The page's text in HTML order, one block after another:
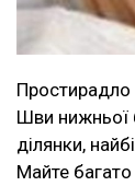
Простирадло
Шви нижньої
ділянки,
Майте